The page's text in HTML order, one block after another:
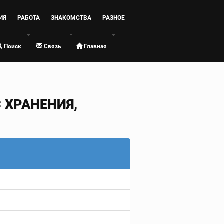
РАБОТА ЗНАКОМСТВА РАЗНОЕ
Поиск Связь Главная